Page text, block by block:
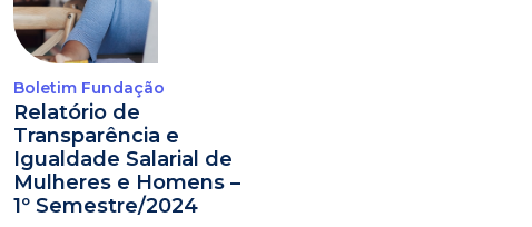
Boletim Fundação
Relatório de
Transparência e
Igualdade Salarial de
Mulheres e Homens –
1º Semestre/2024